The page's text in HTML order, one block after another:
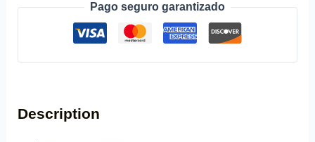
Pago seguro garantizado
Description